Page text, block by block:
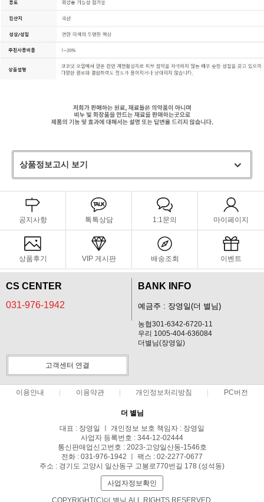
상품정보고시 보기
공지사항 톡톡상담 1:1문의 마이페이지
상품후기 VIP 게시판 배송조회 이벤트
CS CENTER
031-976-1942
BANK INFO
예금주 : 장영일(더 별님)
농협301-6342-6720-11
우리 1005-404-636084
더별님(장영일)
고객센터 연결
이용안내 이용약관 개인정보처리방침 PC버전
더 별님
대표 : 장영일 ㅣ 개인정보 보호 책임자 : 장영일
사업자 등록번호 : 344-12-02444
통신판매업신고번호 : 2023-고양일산동-1546호
전화 : 031-976-1942 ㅣ 팩스 : 02-2277-0677
주소 : 경기도 고양시 일산동구 고봉로770번길 178 (성석동)
사업자정보확인